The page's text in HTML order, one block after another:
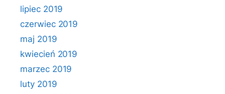
lipiec 2019
czerwiec 2019
maj 2019
kwiecień 2019
marzec 2019
luty 2019